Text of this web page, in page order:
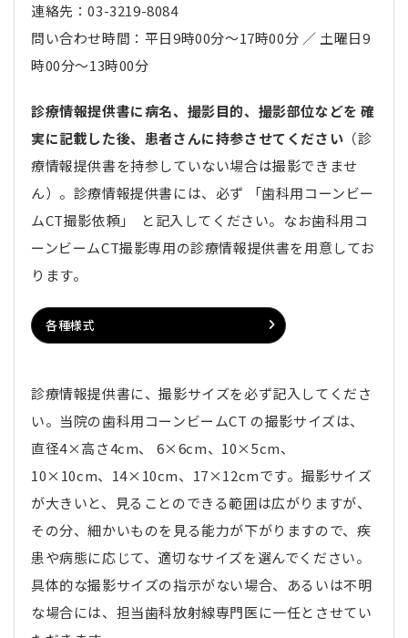
連絡先：03-3219-8084
問い合わせ時間：平日9時00分～17時00分 ／ 土曜日9
時00分～13時00分
診療情報提供書に病名、撮影目的、撮影部位などを 確
実に記載した後、患者さんに持参させてください （診
療情報提供書を持参していない場合は撮影できませ
ん）。診療情報提供書には、必ず 「歯科用コーンビー
ムCT撮影依頼」 と記入してください。なお歯科用コ
ーンビームCT撮影専用の診療情報提供書を用意してお
ります。
各種様式
診療情報提供書に、撮影サイズを必ず記入してくださ
い。当院の歯科用コーンビームCT の撮影サイズは、
直径4×高さ4cm、 6×6cm、10×5cm、
10×10cm、14×10cm、17×12cmです。撮影サイズ
が大きいと、見ることのできる範囲は広がりますが、
その分、細かいものを見る能力が下がりますので、疾
患や病態に応じて、適切なサイズを選んでください。
具体的な撮影サイズの指示がない場合、あるいは不明
な場合には、担当歯科放射線専門医に一任とさせてい